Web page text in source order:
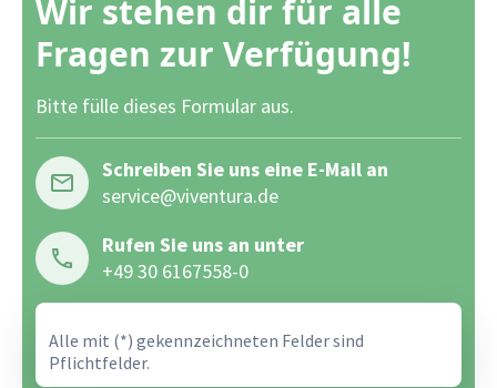
Wir stehen dir für alle
Fragen zur Verfügung!
Bitte fülle dieses Formular aus.
Schreiben Sie uns eine E-Mail an
service@viventura.de
Rufen Sie uns an unter
+49 30 6167558-0
Alle mit (*) gekennzeichneten Felder sind
Pflichtfelder.